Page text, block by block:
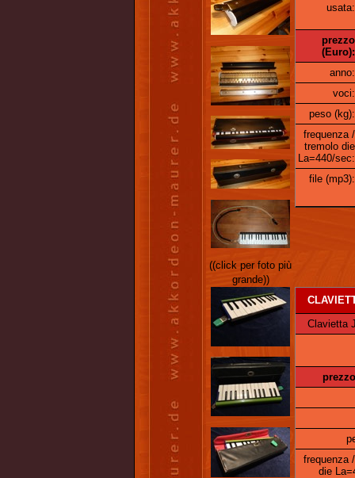
((click per foto più
grande))
usata:
prezzo
(Euro):
anno:
voci:
peso (kg):
frequenza /
tremolo die
La=440/sec:
file (mp3):
Clavietta
frequenza
die